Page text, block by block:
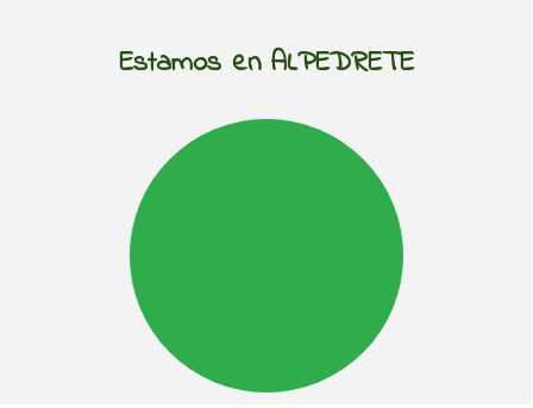
Estamos en ALPEDRETE